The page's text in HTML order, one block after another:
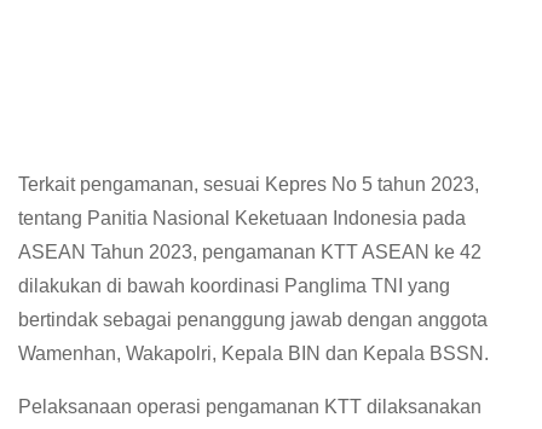
Terkait pengamanan, sesuai Kepres No 5 tahun 2023,
tentang Panitia Nasional Keketuaan Indonesia pada
ASEAN Tahun 2023, pengamanan KTT ASEAN ke 42
dilakukan di bawah koordinasi Panglima TNI yang
bertindak sebagai penanggung jawab dengan anggota
Wamenhan, Wakapolri, Kepala BIN dan Kepala BSSN.
Pelaksanaan operasi pengamanan KTT dilaksanakan